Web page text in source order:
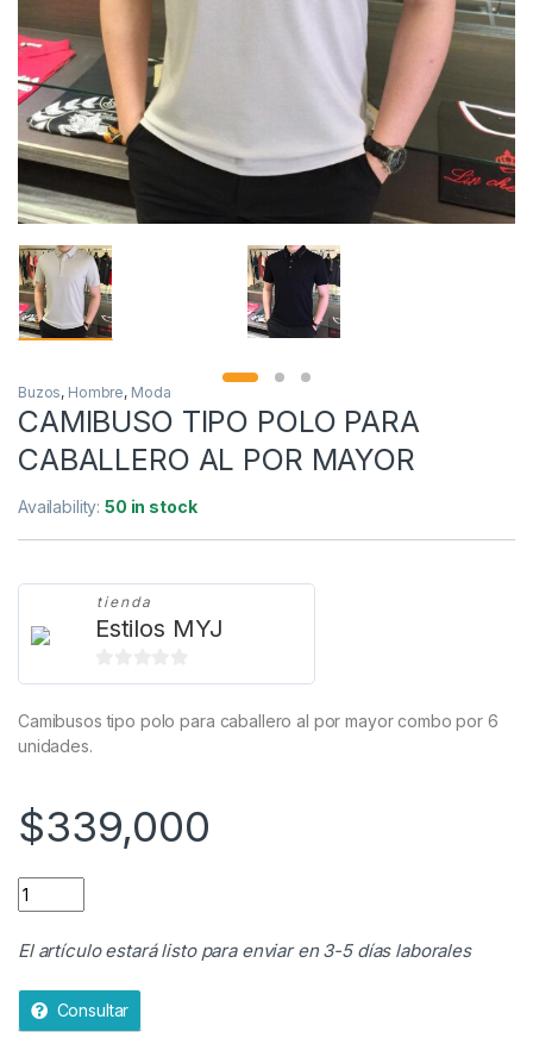
Buzos, Hombre, Moda
CAMIBUSO TIPO POLO PARA
CABALLERO AL POR MAYOR
Availability:50 in stock
tienda
Estilos MYJ
0
Camibusos tipo polo para caballero al por mayor combo por 6
unidades.
$339,000
CAMIBUSO TIPO POLO PARA CABALLERO AL POR MAYOR
El artículo estará listo para enviar en 3-5 días laborales
Consultar